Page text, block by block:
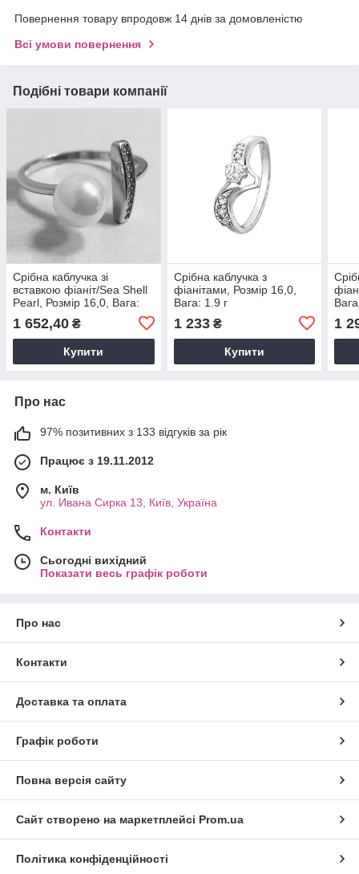
Повернення товару впродовж 14 днів за домовленістю
Всі умови повернення
Подібні товари компанії
Срібна каблучка зі
вставкою фіаніт/Sea Shell
Pearl, Розмір 16,0, Вага:
1 652,40 ₴
Купити
Срібна каблучка з
фіанітами, Розмір 16,0,
Вага: 1.9 г
1 233₴
Купити
1
Про нас
97% позитивних з 133 відгуків за рік
Працює з 19.11.2012
м. Київ
ул. Ивана Сирка 13, Київ, Україна
Контакти
Сьогодні вихідний
Показати весь графік роботи
Про нас
Контакти
Доставка та оплата
Графік роботи
Повна версія сайту
Сайт створено на маркетплейсі Prom.ua
Політика конфіденційності